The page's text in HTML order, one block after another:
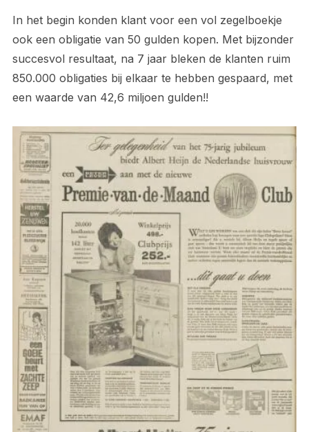
In het begin konden klant voor een vol zegelboekje
ook een obligatie van 50 gulden kopen. Met bijzonder
succesvol resultaat, na 7 jaar bleken de klanten ruim
850.000 obligaties bij elkaar te hebben gespaard, met
een waarde van 42,6 miljoen gulden!!